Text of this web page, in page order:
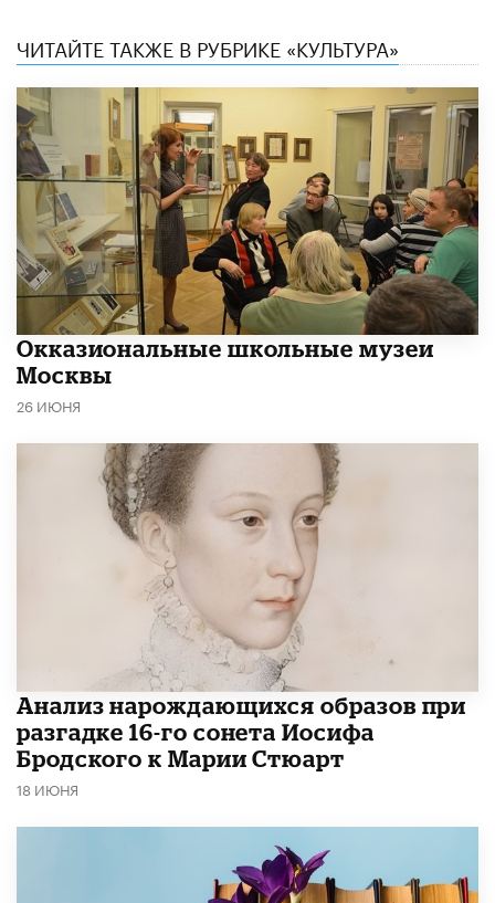
ЧИТАЙТЕ ТАКЖЕ В РУБРИКЕ «КУЛЬТУРА»
​Окказиональные школьные музеи
Москвы
26 ИЮНЯ
Анализ нарождающихся образов при
разгадке 16-го сонета Иосифа
Бродского к Марии Стюарт
18 ИЮНЯ